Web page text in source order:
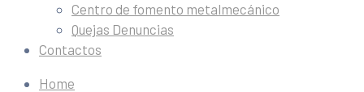
Centro de fomento metalmecánico
Quejas Denuncias
Contactos
Home